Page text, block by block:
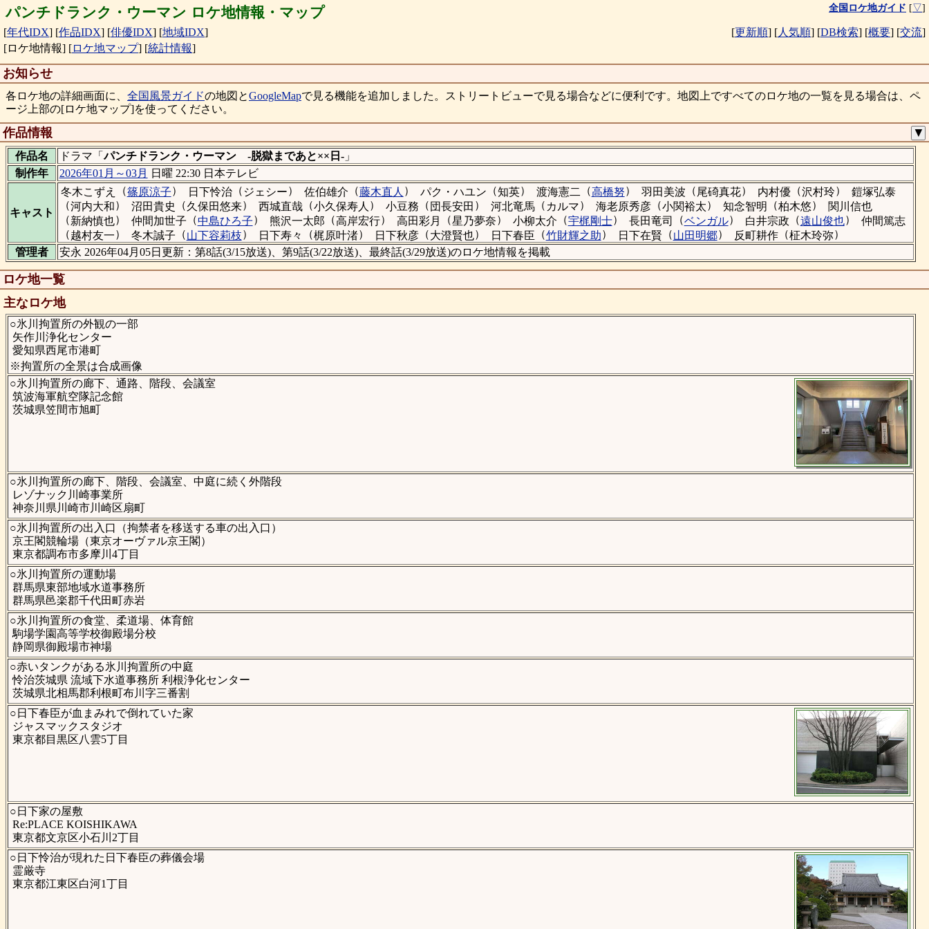
パンチドランク・ウーマン ロケ地情報・マップ 全国ロケ地ガイド [▽]
[年代IDX] [作品IDX] [俳優IDX] [地域IDX] [更新順] [人気順] [DB検索] [概要] [交流]
[ロケ地情報] [ロケ地マップ] [統計情報]
お知らせ
各ロケ地の詳細画面に、 全国風景ガイドの地図とGoogleMapで見る機能を追加しました。ストリートビューで見る場合などに便利です。地図上ですべてのロケ地の一覧を見る場合は、ペ
ージ上部の[ロケ地マップ]を使ってください。
作品情報 ▼
作品名 ドラマ「パンチドランク・ウーマン -脱獄まであと××日-」
制作年
2026年01月～03月 日曜 22:30 日本テレビ
キャスト
冬木こずえ （篠原涼子） 日下怜治（ ジェシー） 佐伯雄介 （藤木直人 ） パク・ハユン （知英） 渡海憲二 （高橋努） 羽田美波 （ 尾碕真花） 内村優（沢村玲）
鎧塚弘泰
（河内大和） 沼田貴史 （久保田悠来） 西城直哉（小久保寿人 ） 小豆務 （ 団長安田 ） 河北竜馬（ カルマ） 海老原秀彦（小関裕太） 知念智明 （柏木悠）
関川信也
（新納慎也） 仲間加世子 （中島ひろ子） 熊沢一太郎 （高岸宏行） 高田彩月 （星乃夢奈） 小柳太介 （宇梶剛士） 長田竜司 （ベンガル） 白井宗政 （遠山俊也）
仲間篤志
（越村友一） 冬木誠子 （山下容莉枝） 日下寿々 （梶原叶渚） 日下秋彦（大澄賢也） 日下春臣 （竹財輝之助） 日下在賢 （山田明郷） 反町耕作（柾木玲弥）
管理者
安永 2026年04月05日更新：第8話(3/15放送)、第9話(3/22放送)、最終話(3/29放送)のロケ地情報を掲載
ロケ地一覧
主なロケ地
○氷川拘置所の外観の一部
矢作川浄化センター
愛知県西尾市港町
※拘置所の全景は合成画像
○氷川拘置所の廊下、通路、階段、会議室
筑波海軍航空隊記念館
茨城県笠間市旭町
○氷川拘置所の廊下、階段、会議室、中庭に続く外階段
レゾナック川崎事業所
神奈川県川崎市川崎区扇町
○氷川拘置所の出入口（拘禁者を移送する車の出入口）
京王閣競輪場（東京オーヴァル京王閣）
東京都調布市多摩川4丁目
○氷川拘置所の運動場
群馬県東部地域水道事務所
群馬県邑楽郡千代田町赤岩
○氷川拘置所の食堂、柔道場、体育館
駒場学園高等学校御殿場分校
静岡県御殿場市神場
○赤いタンクがある氷川拘置所の中庭
怜治茨城県 流域下水道事務所 利根浄化センター
茨城県北相馬郡利根町布川字三番割
○日下春臣が血まみれで倒れていた家
ジャスマックスタジオ
東京都目黒区八雲5丁目
○日下家の屋敷
Re:PLACE KOISHIKAWA
東京都文京区小石川2丁目
○日下怜治が現れた日下春臣の葬儀会場
霊厳寺
東京都江東区白河1丁目